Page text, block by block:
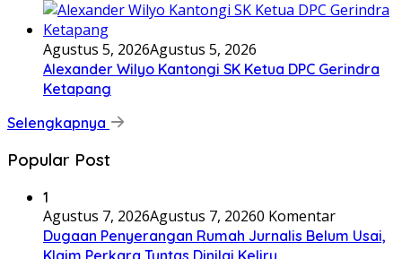
Agustus 5, 2026Agustus 5, 2026
Alexander Wilyo Kantongi SK Ketua DPC Gerindra
Ketapang
Selengkapnya
Popular Post
1
Agustus 7, 2026Agustus 7, 20260 Komentar
Dugaan Penyerangan Rumah Jurnalis Belum Usai,